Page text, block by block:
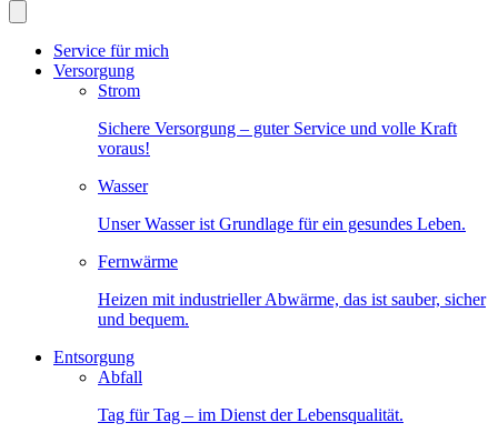
Service für mich
Versorgung
Strom
Sichere Versorgung – guter Service und volle Kraft
voraus!
Wasser
Unser Wasser ist Grundlage für ein gesundes Leben.
Fernwärme
Heizen mit industrieller Abwärme, das ist sauber, sicher
und bequem.
Entsorgung
Abfall
Tag für Tag – im Dienst der Lebensqualität.